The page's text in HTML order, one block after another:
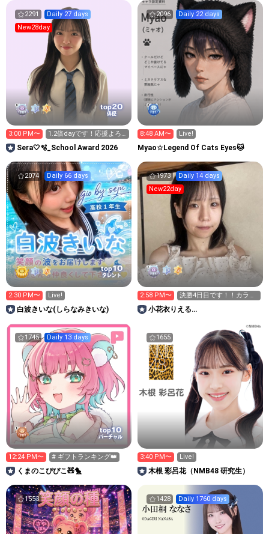
2291
Daily 27 days
New28day
top20
俳優
3:00 PM〜
1.2倍dayです！応援よろ
しくお願いします☺️
Sera🤍🫧_School Award 2026
2096 Daily 22 days
8:48 AM〜 Live!
Myao☆Legend Of Cats Eyes🐱
2074 Daily 66 days
top10
タレント
2:30 PM〜 Live!
白波きいな(しらなみきいな)
1973
Daily 14 days
New22day
2:58 PM〜
決勝4日目です！！カラオ
ケ＆都道府県集めたい
な！
小花衣りえる
AD
1745 Daily 13 days
top10
バーチャル
12:24 PM〜 # ギフトランキング👑
くまのこぴぴこ🧸🐤
1655
3:40 PM〜 Live!
木根 彩呂花（NMB48 研究生）
1553 1428 Daily 1760 days